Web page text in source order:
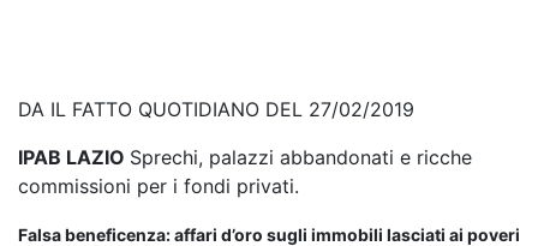
DA IL FATTO QUOTIDIANO DEL 27/02/2019
IPAB LAZIO Sprechi, palazzi abbandonati e ricche
commissioni per i fondi privati.
Falsa beneficenza: affari d’oro sugli immobili lasciati ai poveri